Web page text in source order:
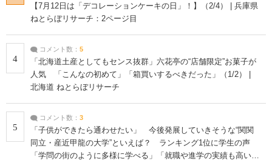
【7月12日は「デコレーションケーキの日」！】（2/4） | 兵庫県
ねとらぼリサーチ：2ページ目
4
コメント数： 5
「北海道土産としてもセンス抜群」六花亭の“店舗限定”お菓子が
人気 「こんなの初めて」「箱買いするべきだった」（1/2） |
北海道 ねとらぼリサーチ
5
コメント数： 3
「子供ができたら通わせたい」 今後発展していきそうな“関関
同立・産近甲龍の大学”といえば？ ランキング1位に学生の声
「学問の街のように多様に学べる」「就職や進学の実績も高い」